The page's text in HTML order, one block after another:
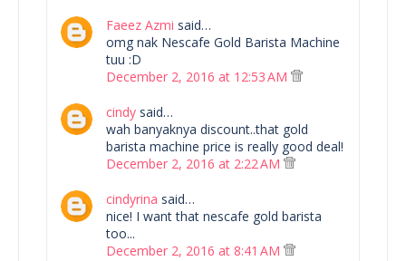
Faeez Azmi said…
omg nak Nescafe Gold Barista Machine
tuu :D
December 2, 2016 at 12:53 AM
cindy said…
wah banyaknya discount..that gold
barista machine price is really good deal!
December 2, 2016 at 2:22 AM
cindyrina said…
nice! I want that nescafe gold barista
too...
December 2, 2016 at 8:41 AM